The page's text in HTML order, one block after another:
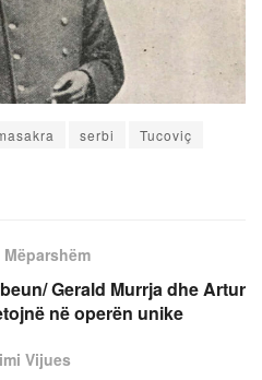
serbi
Tucoviç
Gerald Murrja dhe Artur
në operën unike
Vijues